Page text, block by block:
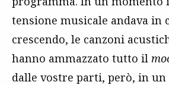
tensione musicale andava in
crescendo, le canzoni
hanno ammazzato tutto il
dalle vostre parti, però, in un